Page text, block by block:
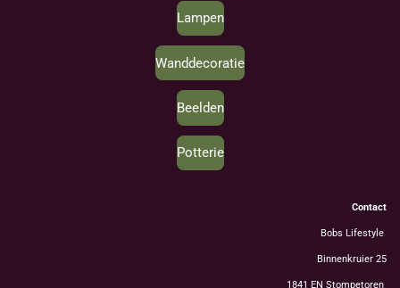
Lampen
Wanddecoratie
Beelden
Potterie
Contact
Bobs Lifestyle
Binnenkruier 25
1841 EN Stompetoren